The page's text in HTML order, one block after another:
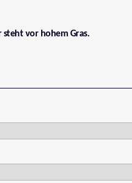
steht vor hohem Gras.